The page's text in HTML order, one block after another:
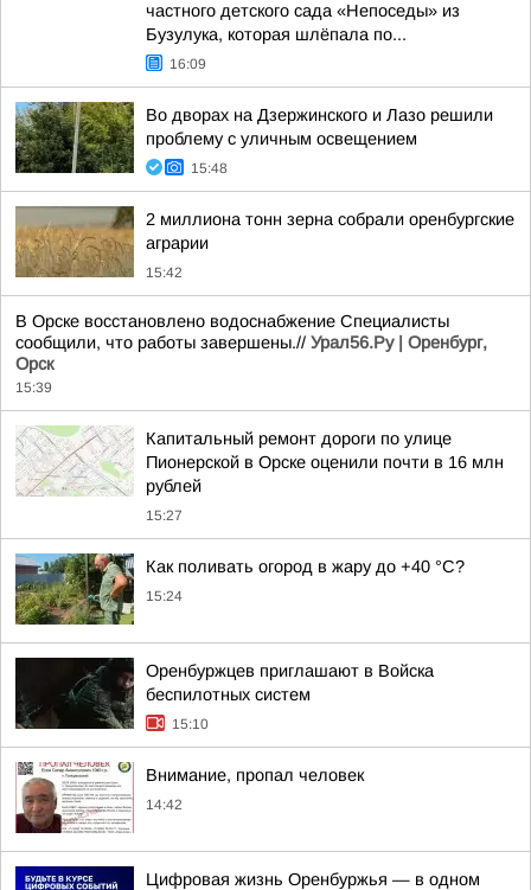
частного детского сада «Непоседы» из
Бузулука, которая шлёпала по...
16:09
Во дворах на Дзержинского и Лазо решили
проблему с уличным освещением
15:48
2 миллиона тонн зерна собрали оренбургские
аграрии
15:42
В Орске восстановлено водоснабжение Специалисты
сообщили, что работы завершены.// Урал56.Ру | Оренбург,
Орск
15:39
Капитальный ремонт дороги по улице
Пионерской в Орске оценили почти в 16 млн
рублей
15:27
Как поливать огород в жару до +40 °C?
15:24
Оренбуржцев приглашают в Войска
беспилотных систем
15:10
Внимание, пропал человек
14:42
Цифровая жизнь Оренбуржья — в одном